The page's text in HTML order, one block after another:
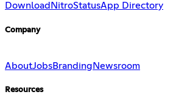
Download NitroStatusApp Directory
Company
AboutJobsBranding Newsroom
Resources